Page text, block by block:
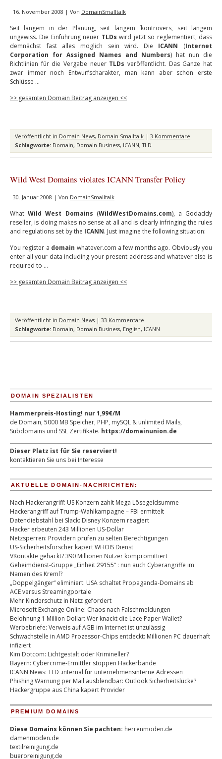
16. November 2008 | Von DomainSmalltalk
Seit langem in der Planung, seit langem ´kontrovers, seit langem
ungewiss. Die Einführung neuer TLDs wird jetzt so reglementiert, dass
demnächst fast alles möglich sein wird. Die ICANN (Internet
Corporation for Assigned Names and Numbers) hat nun die
Richtlinien für die Vergabe neuer TLDs veröffentlicht. Das Ganze hat
zwar immer noch Entwurfscharakter, man kann aber schon erste
Schlüsse …
>> gesamten Domain Beitrag anzeigen <<
Veröffentlicht in Domain News, Domain Smalltalk | 3 Kommentare
Schlagworte: Domain, Domain Business, ICANN,TLD
Wild West Domains violates ICANN Transfer Policy
30. Januar 2008 | Von DomainSmalltalk
WhatWild West Domains (WildWestDomains.com), a Godaddy
reseller, is doing makes no sense at all and is clearly infringing the rules
and regulations set by the ICANN. Just imagine the following situation:
You register a domain whatever.com a few months ago. Obviously you
enter all your data including your present address and whatever else is
required to …
>> gesamten Domain Beitrag anzeigen <<
Veröffentlicht in Domain News | 33 Kommentare
Schlagworte: Domain, Domain Business, English, ICANN
DOMAIN SPEZIALISTEN
Hammerpreis-Hosting! nur 1,99€/M
de Domain, 5000 MB Speicher, PHP, mySQL & unlimited Mails,
Subdomains und SSL Zertifikate. https://domainunion.de
Dieser Platz ist für Sie reserviert!
kontaktieren Sie uns bei Interesse
AKTUELLE DOMAIN-NACHRICHTEN:
Nach Hackerangriff: US Konzern zahlt Mega Lösegeldsumme
Hackerangriff auf Trump-Wahlkampagne – FBI ermittelt
Datendiebstahl bei Slack: Disney Konzern reagiert
Hacker erbeuten 243 Millionen US-Dollar
Netzsperren: Providern prüfen zu selten Berechtigungen
US-Sicherheitsforscher kapert WHOIS Dienst
VKontakte gehackt? 390 Millionen Nutzer kompromittiert
Geheimdienst-Gruppe „Einheit 29155“ : nun auch Cyberangriffe im
Namen des Kreml?
„Doppelgänger“ eliminiert: USA schaltet Propaganda-Domains ab
ACE versus Streamingportale
Mehr Kinderschutz in Netz gefordert
Microsoft Exchange Online: Chaos nach Falschmeldungen
Belohnung 1 Million Dollar: Wer knackt die Lace Paper Wallet?
Werbebriefe: Verweis auf AGB im Internet ist unzulässig
Schwachstelle in AMD Prozessor-Chips entdeckt: Millionen PC dauerhaft
infiziert
Kim Dotcom: Lichtgestalt oder Krimineller?
Bayern: Cybercrime-Ermittler stoppen Hackerbande
ICANN News: TLD .internal für unternehmensinterne Adressen
Phishing Warnung per Mail ausblendbar: Outlook Sicherheitslücke?
Hackergruppe aus China kapert Provider
PREMIUM DOMAINS
Diese Domains können Sie pachten: herrenmoden.de
damenmoden.de
textilreinigung.de
bueroreinigung.de